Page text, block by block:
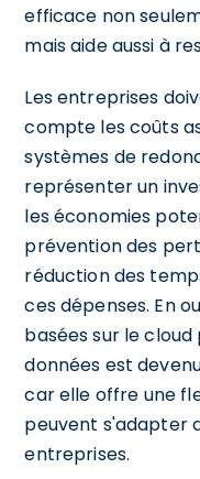
efficace non
mais aide aussi à
Les entreprises
compte les coûts
systèmes de
représenter un
les économies
prévention des
réduction des
ces dépenses. En
basées sur le
données est
car elle offre une
peuvent s'adapter
entreprises.